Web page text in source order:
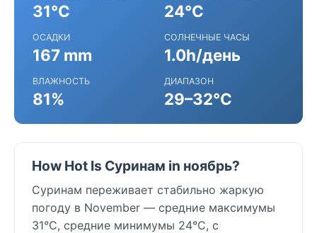
31°C 24°C
ОСАДКИ
167 mm
СОЛНЕЧНЫЕ ЧАСЫ
1.0h/день
ВЛАЖНОСТЬ
81%
ДИАПАЗОН
29–32°C
How Hot Is Суринам in ноябрь?
Суринам переживает стабильно жаркую
погоду в November — средние максимумы
31°C, средние минимумы 24°C, с